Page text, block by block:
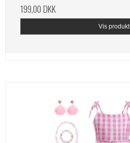
199,00 DKK
Vis produkt